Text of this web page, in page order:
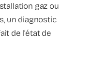
gaz ou
un diagnostic
de l’état de